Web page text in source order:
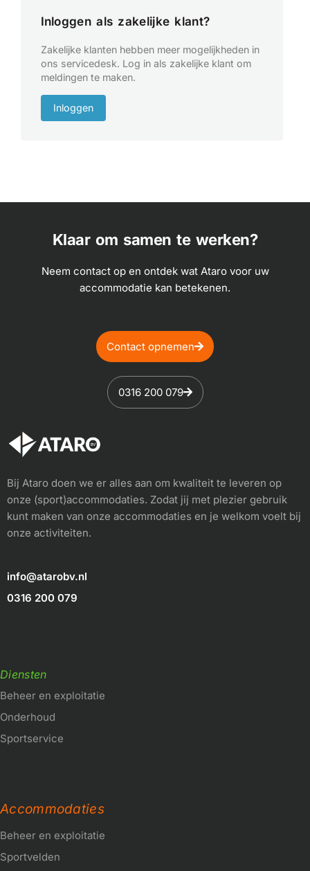
Inloggen als zakelijke klant?
Zakelijke klanten hebben meer mogelijkheden in
ons servicedesk. Log in als zakelijke klant om
meldingen te maken.
Inloggen
Klaar om samen te werken?
Neem contact op en ontdek wat Ataro voor uw
accommodatie kan betekenen.
Contact opnemen
0316 200 079
Bij Ataro doen we er alles aan om kwaliteit te leveren op
onze (sport)accommodaties. Zodat jij met plezier gebruik
kunt maken van onze accommodaties en je welkom voelt bij
onze activiteiten.
info@atarobv.nl
0316 200 079
Diensten
Beheer en exploitatie
Onderhoud
Sportservice
Accommodaties
Beheer en exploitatie
Sportvelden